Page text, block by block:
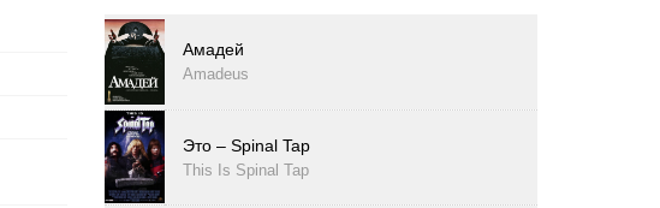
Амадей
Amadeus
Это – Spinal Tap
This Is Spinal Tap